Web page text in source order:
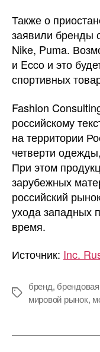
Также о
заявили бренды
Nike, Puma.
и Ecco и это
спортивных
Fashion
российскому
на территории
четверти
При этом
зарубежных
российский
ухода западных
время.
Источник: Inc.
Метки
бренд,
мировой рынок,